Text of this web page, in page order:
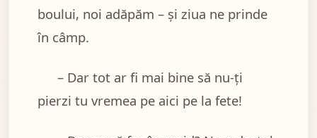
boului, noi adăpăm – și ziua ne prinde
în câmp.
– Dar tot ar fi mai bine să nu-ți
pierzi tu vremea pe aici pe la fete!